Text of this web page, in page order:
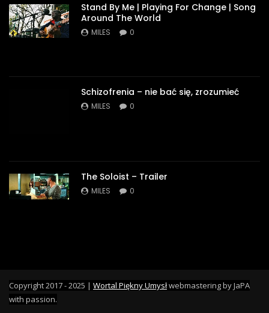
Stand By Me | Playing For Change | Song
Around The World
MILES 0
Schizofrenia – nie bać się, zrozumieć
MILES 0
The Soloist – Trailer
MILES 0
Copyright 2017 - 2025 | Wortal Piękny Umysłwebmastering by JaPA
with passion.